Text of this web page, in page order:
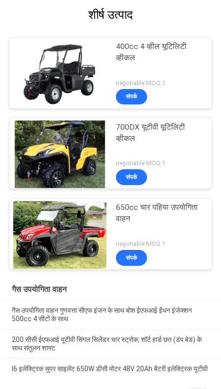
शीर्ष उत्पाद
400cc 4 व्हील यूटिलिटी
व्हीकल
negotiable MOQ:1
संपर्क
700DX यूटीवी यूटिलिटी
व्हीकल
negotiable MOQ:1
संपर्क
650cc चार पहिया उपयोगिता
वाहन
negotiable MOQ:1
संपर्क
गैस उपयोगिता वाहन
गैस उपयोगिता वाहन गुणवत्ता सीएफ इंजन के साथ बोश ईएफआई ईंधन इंजेक्शन
500cc 4 सीटों के साथ
200 सीसी ईएफआई यूटीवी सिंगल सिलेंडर चार स्ट्रोक, शॉर्ट हार्ड छत (डंप बेड) के
साथ संतुलन शाफ्ट
I6 इलेक्ट्रिक सुपर साइलेंट 650W डीसी मोटर 48V 20Ah बैटरी इलेक्ट्रिक यूटीवी